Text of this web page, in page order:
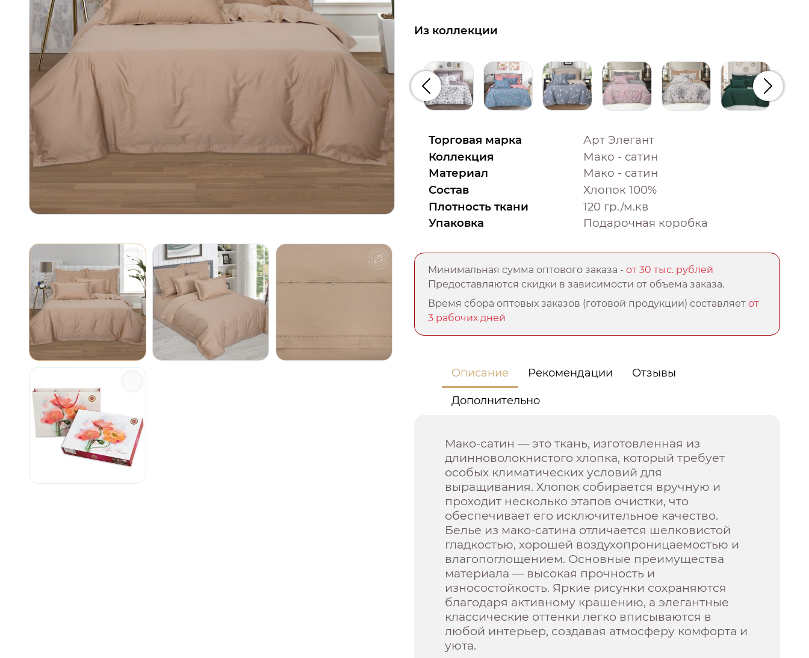
Из коллекции
Предыдущий
Торговая марка
Арт Элегант
Коллекция
Мако - сатин
Материал
Мако - сатин
Состав
Хлопок 100%
Плотность ткани
120 гр./м.кв
Упаковка
Подарочная коробка
Минимальная сумма оптового заказа -от 30 тыс. рублей
Предоставляются скидки в зависимости от объема заказа.
Время сбора оптовых заказов (готовой продукции) составляетот
3 рабочих дней
Описание Рекомендации Отзывы
Дополнительно
Мако-сатин — это ткань, изготовленная из
длинноволокнистого хлопка, который требует
особых климатических условий для
выращивания. Хлопок собирается вручную и
проходит несколько этапов очистки, что
обеспечивает его исключительное качество.
Белье из мако-сатина отличается шелковистой
гладкостью, хорошей воздухопроницаемостью и
влагопоглощением. Основные преимущества
материала — высокая прочность и
износостойкость. Яркие рисунки сохраняются
благодаря активному крашению, а элегантные
классические оттенки легко вписываются в
любой интерьер, создавая атмосферу комфорта и
уюта.